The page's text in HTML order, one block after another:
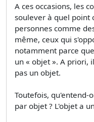
A ces occasions, les
soulever à quel point
personnes comme
même, ceux qui
notamment parce
un « objet ». A priori,
pas un objet.
Toutefois, qu'entend-
par objet ? L'objet a